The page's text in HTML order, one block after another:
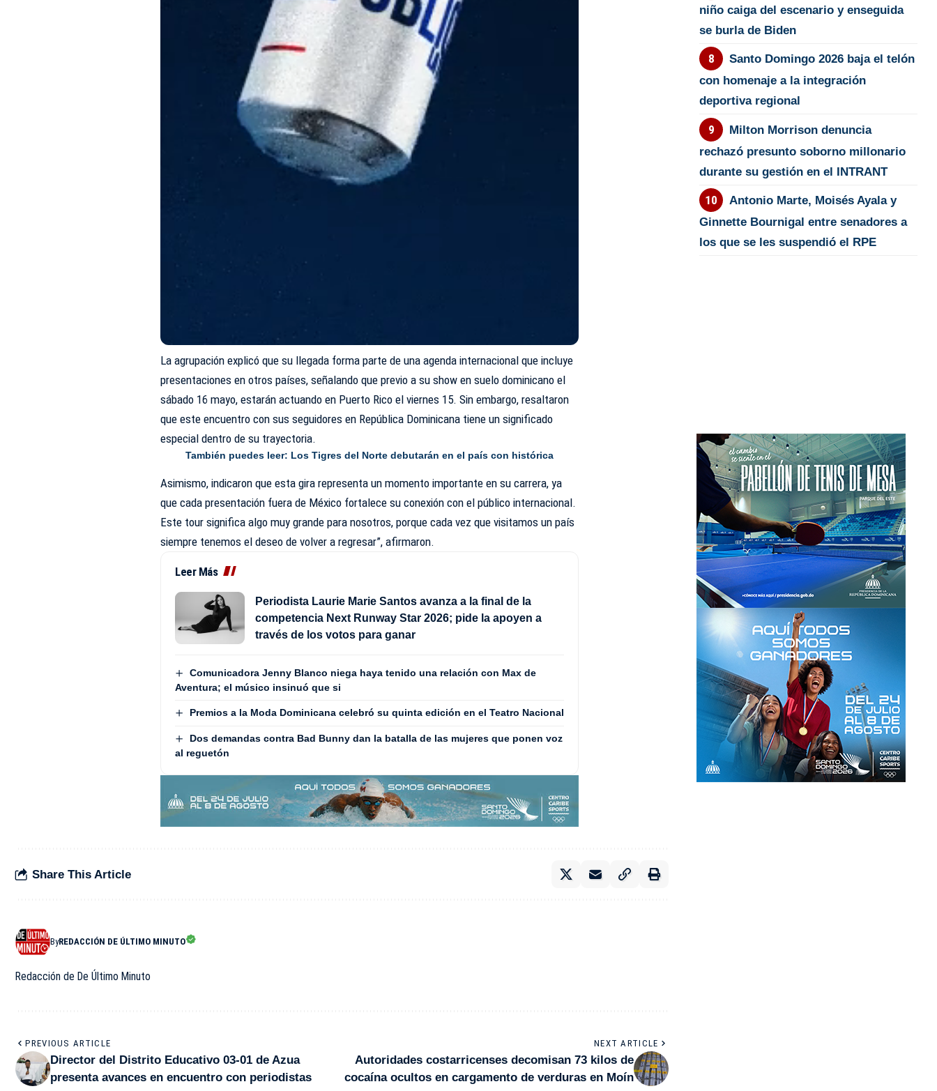
La agrupación explicó que su llegada forma parte de una agenda internacional que incluye
presentaciones en otros países, señalando que previo a su show en suelo dominicano el
sábado 16 mayo, estarán actuando en Puerto Rico el viernes 15. Sin embargo, resaltaron
que este encuentro con sus seguidores en República Dominicana tiene un significado
especial dentro de su trayectoria.
También puedes leer: Los Tigres del Norte debutarán en el país con histórica
Asimismo, indicaron que esta gira representa un momento importante en su carrera, ya
que cada presentación fuera de México fortalece su conexiónconel público internacional.
Este tour significa algo muy grande para nosotros, porque cada vez que visitamos un país
siempre tenemos el deseo de volver a regresar”, afirmaron.
Leer Más
Periodista Laurie Marie Santos avanza a la final de la
competencia Next Runway Star 2026; pide la apoyen a
través de los votos para ganar
Comunicadora Jenny Blanco niega haya tenido una relación con Max de
Aventura; el músico insinuó que si
Premios a la Moda Dominicana celebró su quinta edición en el Teatro Nacional
Dos demandas contra Bad Bunny dan la batalla de las mujeres que ponen voz
al reguetón
Share This Article
ByREDACCIÓN DE ÚLTIMO MINUTO
Redacción de De Último Minuto
PREVIOUS ARTICLE
Director del Distrito Educativo 03-01 de Azua
presenta avances en encuentro con periodistas
NEXT ARTICLE
Autoridades costarricenses decomisan 73 kilos de
cocaína ocultos en cargamento de verduras en Moín
niño caiga del escenario y enseguida
se burla de Biden
Santo Domingo 2026 baja el telón
con homenaje a la integración
deportiva regional
Milton Morrison denuncia
rechazó presunto soborno millonario
durante su gestión en el INTRANT
Antonio Marte, Moisés Ayala y
Ginnette Bournigal entre senadores a
los que se les suspendió el RPE